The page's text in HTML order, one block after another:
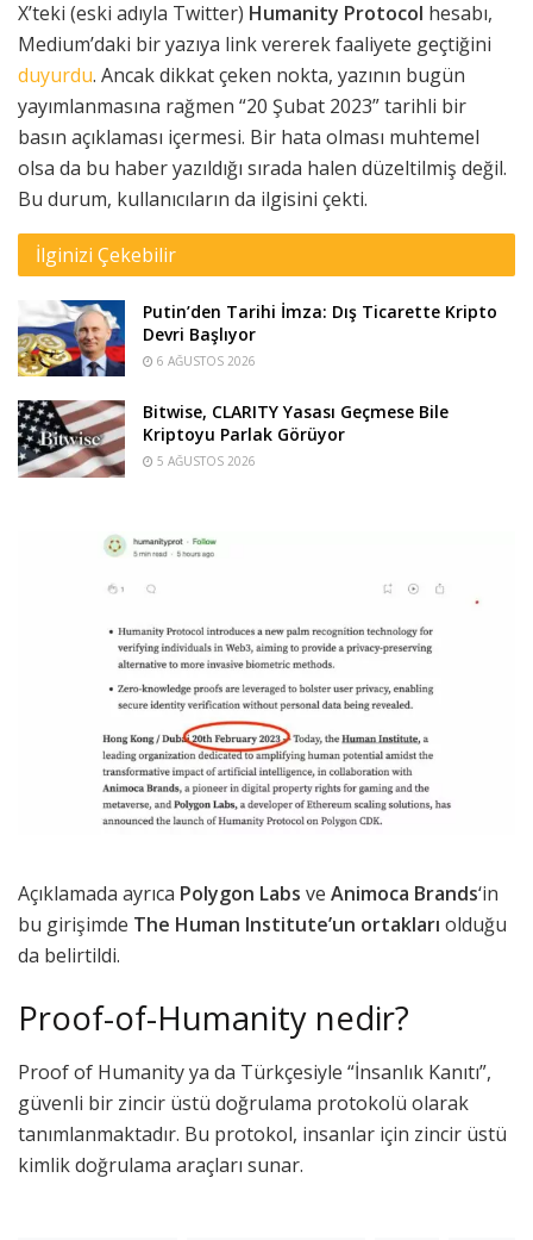
X’teki (eski adıyla Twitter) Humanity Protocol hesabı,
Medium’daki bir yazıya link vererek faaliyete geçtiğini
duyurdu. Ancak dikkat çeken nokta, yazının bugün
yayımlanmasına rağmen “20 Şubat 2023” tarihli bir
basın açıklaması içermesi. Bir hata olması muhtemel
olsa da bu haber yazıldığı sırada halen düzeltilmiş değil.
Bu durum, kullanıcıların da ilgisini çekti.
İlginizi Çekebilir
Putin’den Tarihi İmza: Dış Ticarette Kripto
Devri Başlıyor
6 AĞUSTOS 2026
Bitwise, CLARITY Yasası Geçmese Bile
Kriptoyu Parlak Görüyor
5 AĞUSTOS 2026
Açıklamada ayrıca Polygon Labs ve Animoca Brands‘in
bu girişimde The Human Institute’un ortakları olduğu
da belirtildi.
Proof-of-Humanity nedir?
Proof of Humanity ya da Türkçesiyle “İnsanlık Kanıtı”,
güvenli bir zincir üstü doğrulama protokolü olarak
tanımlanmaktadır. Bu protokol, insanlar için zincir üstü
kimlik doğrulama araçları sunar.